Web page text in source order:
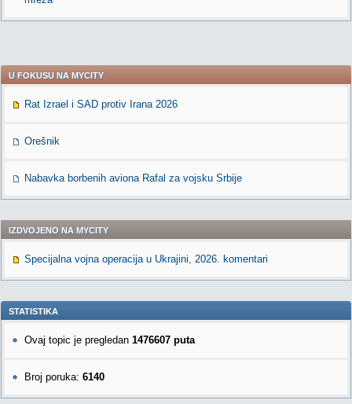
U FOKUSU NA MYCITY
Rat Izrael i SAD protiv Irana 2026
Orešnik
Nabavka borbenih aviona Rafal za vojsku Srbije
IZDVOJENO NA MYCITY
Specijalna vojna operacija u Ukrajini, 2026. komentari
STATISTIKA
Ovaj topic je pregledan 1476607 puta
Broj poruka: 6140